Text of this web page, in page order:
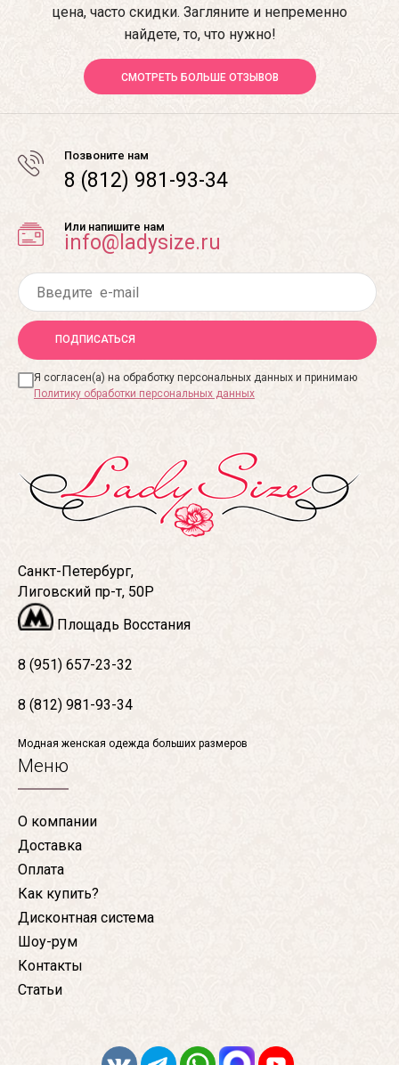
цена, часто скидки. Загляните и непременно
найдете, то, что нужно!
СМОТРЕТЬ БОЛЬШЕ ОТЗЫВОВ
Позвоните нам
8 (812) 981-93-34
Или напишите нам
info@ladysize.ru
ПОДПИСАТЬСЯ
Я согласен(а) на обработку персональных данных и принимаю
Политику обработки персональных данных
Санкт-Петербург,
Лиговский пр-т, 50Р
Площадь Восстания
8 (951) 657-23-32
8 (812) 981-93-34
Модная женская одежда больших размеров
Меню
О компании
Доставка
Оплата
Как купить?
Дисконтная система
Шоу-рум
Контакты
Статьи